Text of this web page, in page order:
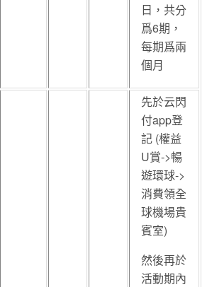
日，共分
爲6期，
每期爲兩
個月
先於云閃
付app登
記 (權益
U賞->暢
遊環球->
消費領全
球機場貴
賓室)
然後再於
活動期內